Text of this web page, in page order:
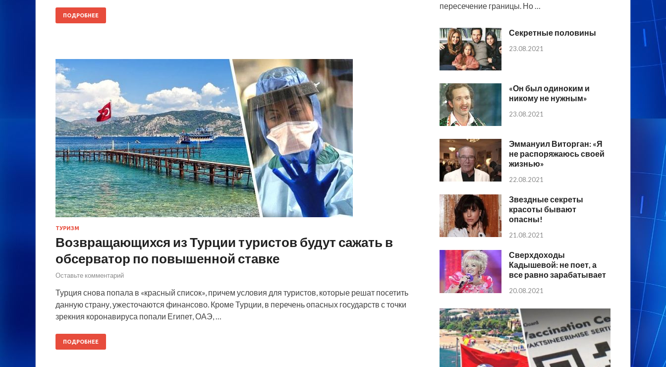
ПОДРОБНЕЕ
ТУРИЗМ
Возвращающихся из Турции туристов будут сажать в
обсерватор по повышенной ставке
Оставьте комментарий
Турция снова попала в «красный список», причем условия для туристов, которые решат посетить
данную страну, ужесточаются финансово. Кроме Турции, в перечень опасных государств с точки
зрекния коронавируса попали Египет, ОАЭ, …
ПОДРОБНЕЕ
пересечение границы. Но …
Секретные половины
23.08.2021
«Он был одиноким и
никому не нужным»
23.08.2021
Эммануил Виторган: «Я
не распоряжаюсь своей
жизнью»
22.08.2021
Звездные секреты
красоты бывают
опасны!
21.08.2021
Сверхдоходы
Кадышевой: не поет, а
все равно зарабатывает
20.08.2021